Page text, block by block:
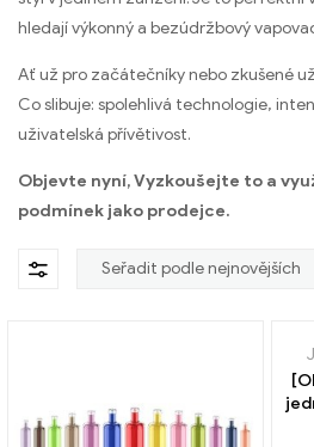
hledají výkonný a bezúdržbový
Ať už pro začátečníky nebo zkušené
Co slibuje: spolehlivá technologie,
uživatelská přívětivost.
Objevte nyní, Vyzkoušejte to a
podmínek jako prodejce.